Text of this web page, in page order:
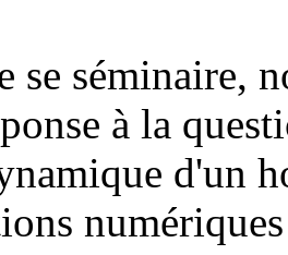
se séminaire,
à la
d'un